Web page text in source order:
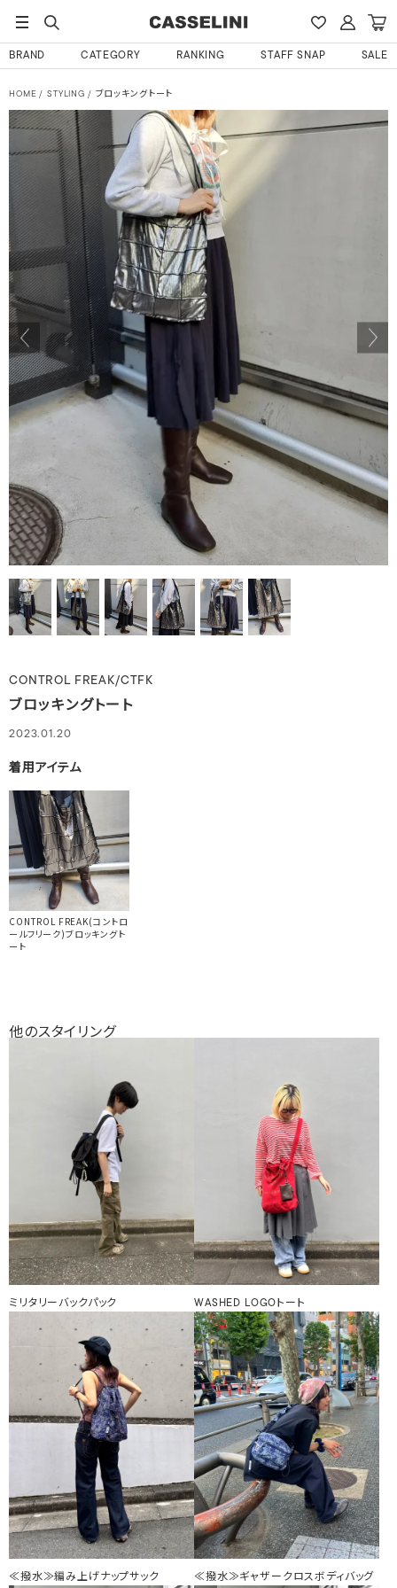
BRAND CATEGORY RANKING STAFF SNAP SALE
HOME STYLING ブロッキングトート
CONTROL FREAK/CTFK
ブロッキングトート
2023.01.20
着用アイテム
CONTROL FREAK(コントロ
ールフリーク)ブロッキングト
ート
他のスタイリング
ミリタリーバックパック WASHED LOGOトート
≪撥水≫編み上げナップサック ≪撥水≫ギャザークロスボディバッグ